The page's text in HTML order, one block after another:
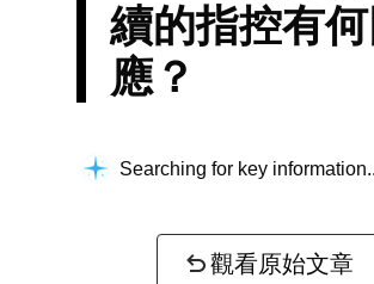
續的指控有何
應？
Searching for key
觀看原始文章